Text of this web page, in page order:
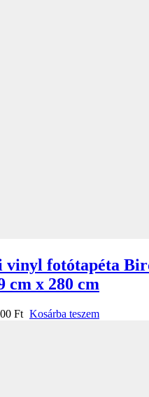
vinyl fotótapéta
cm x 280 cm
Ft Kosárba teszem